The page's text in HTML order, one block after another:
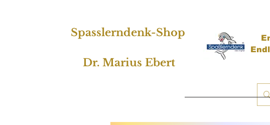
Spasslerndenk-Shop
Dr. Marius Ebert